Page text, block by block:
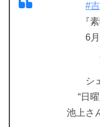
#
『
6
シ
“日
池上さ